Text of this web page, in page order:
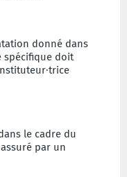
donné dans
spécifique doit
le cadre du
par un